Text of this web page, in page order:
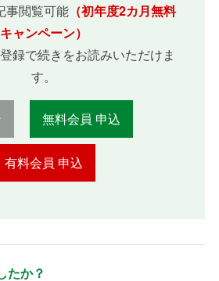
事閲覧可能（初年度2カ月無料
キャンペーン）
録で続きをお読みいただけま
す。
無料会員 申込
有料会員 申込
たか？